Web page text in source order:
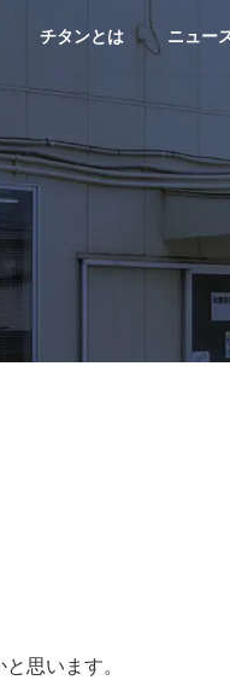
チタンとは ニュー
思います。